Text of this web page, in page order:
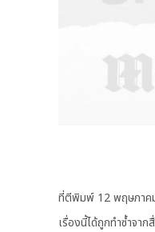
ที่ตีพิมพ์ 12 พฤษภา
เรื่องนี้ได้ถูกทำซ้ำจา